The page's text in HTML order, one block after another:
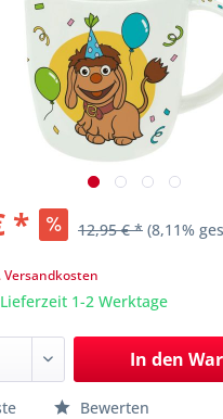
* 12,95 € * (8,11%
Versandkosten
1-2 Werktage
In den
Bewerten